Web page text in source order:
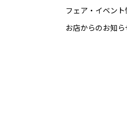
フェア・イベント
お店からのお知ら